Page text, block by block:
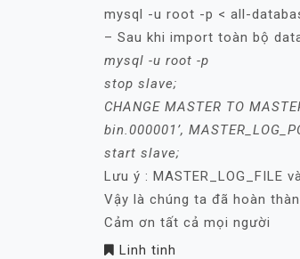
mysql -u root -p < all-
– Sau khi import toàn bộ
mysql -u root -p
stop slave;
CHANGE MASTER TO
bin.000001’,
start slave;
Lưu ý : MASTER_LOG_FILE
Vậy là chúng ta đã hoàn
Cảm ơn tất cả mọi người
Linh tinh